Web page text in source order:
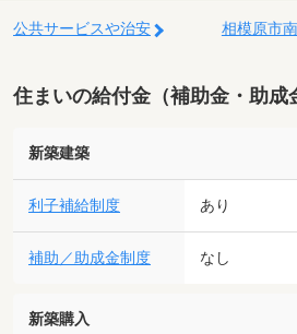
公共サービスや治安 相模原市
住まいの給付金（補助金・助成
新築建築
利子補給制度 あり
補助／助成金制度 なし
新築購入